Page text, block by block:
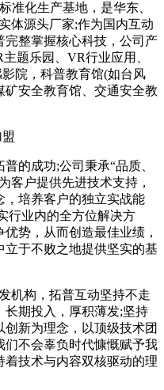
准化生产基地，是华东、
体源头厂家;作为国内互动
整掌握核心科技，公司产
题乐园、VR行业应用、
院，科普教育馆(如台风
安全教育馆、交通安全教
成功;公司秉承“品质、
客户提供先进技术支持，
，培养客户的独立实战能
行业内的全方位解决方
势，从而创造最佳业绩，
于不败之地提供坚实的基
构，拓普互动坚持不走
期投入，厚积薄发;坚持
新为理念，以顶级技术团
们不会辜负时代慷慨赋予我
技术与内容双核驱动的理